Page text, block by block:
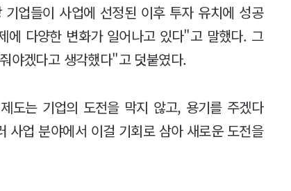
업들이 사업에 선정된 이후 투자 유치에 성공
에 다양한 변화가 일어나고 있다"고 말했다. 그
야겠다고 생각했다"고 덧붙였다.
도는 기업의 도전을 막지 않고, 용기를 주겠다
업 분야에서 이걸 기회로 삼아 새로운 도전을